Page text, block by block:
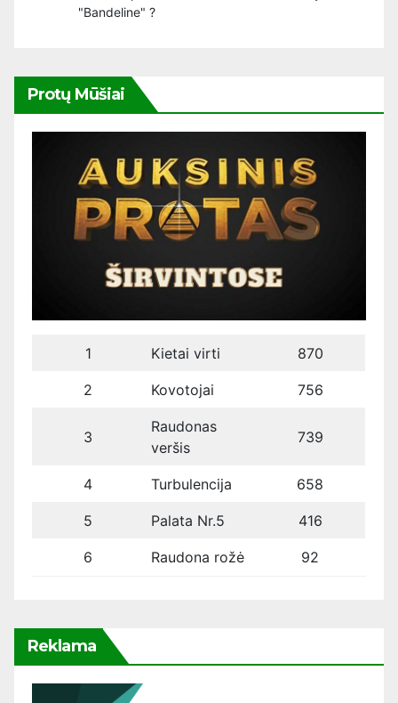
"Bandeline" ?
Protų Mūšiai
1 Kietai virti 870
2 Kovotojai 756
3
Raudonas
veršis
739
4 Turbulencija 658
5 Palata Nr.5 416
6 Raudona rožė 92
Reklama